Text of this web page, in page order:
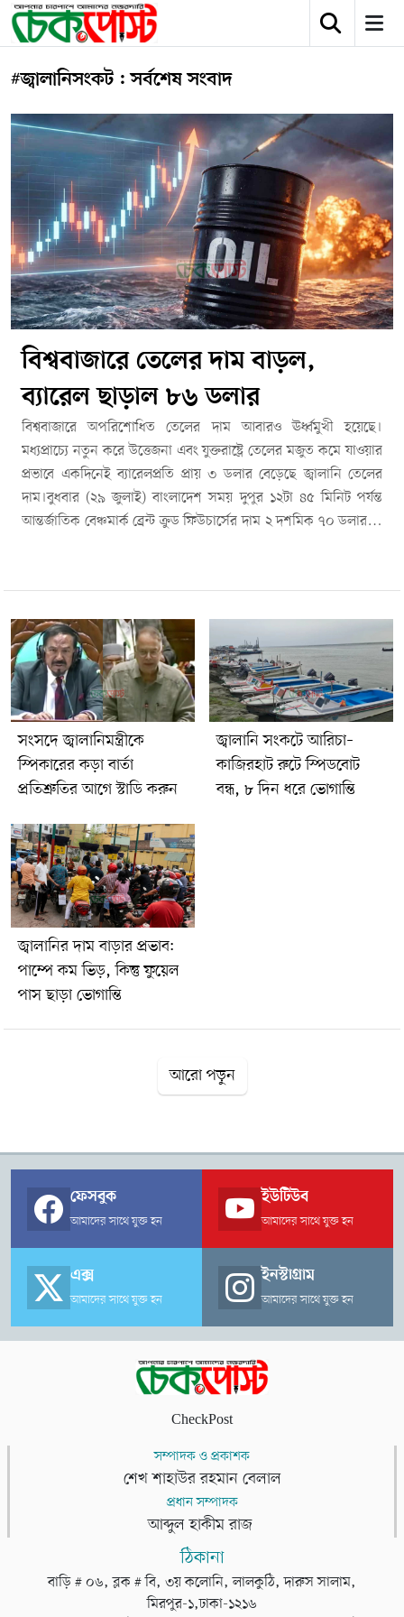
#জ্বালানিসংকট : সর্বশেষ সংবাদ
বিশ্ববাজারে তেলের দাম বাড়ল,
ব্যারেল ছাড়াল ৮৬ ডলার
বিশ্ববাজারে অপরিশোধিত তেলের দাম আবারও ঊর্ধ্বমুখী হয়েছে।
মধ্যপ্রাচ্যে নতুন করে উত্তেজনা এবং যুক্তরাষ্ট্রে তেলের মজুত কমে যাওয়ার
প্রভাবে একদিনেই ব্যারেলপ্রতি প্রায় ৩ ডলার বেড়েছে জ্বালানি তেলের
দাম।বুধবার (২৯ জুলাই) বাংলাদেশ সময় দুপুর ১২টা ৪৫ মিনিট পর্যন্ত
আন্তর্জাতিক বেঞ্চমার্ক ব্রেন্ট ক্রুড ফিউচার্সের দাম ২ দশমিক ৭০ ডলার বা
অপরিশোধিত তেলের দামও ২ দশমিক ৬৫ ডলার বা ৩ দশমিক ৩
শতাংশ বেড়ে ব্যারেলপ্রতি ৮১ দশমিক ৯১ ডলারে দাঁড়িয়েছে।বাজার
বিশ্লেষকদের মতে, মধ্যপ্রাচ্যের সামরিক উত্তেজনা তেলের বাজারে
অনিশ্চয়তা বাড়িয়েছে। ডাচ বহুজাতিক ব্যাংক আইএনজির বিশ্লেষণ
প্রতিবেদনে বলা হয়েছে, ইরান-সংক্রান্ত সাম্প্রতিক উত্তেজনার খবরের পর
তেলের দামে নতুন করে প্রভাব পড়েছে।ডিবিএস ব্যাংকের জ্বালানি
গবেষণা বিভাগের প্রধান শুভ্র সরকার জানান, মধ্যপ্রাচ্যের সংঘাত
অব্যাহত থাকলে আগামী সময়ে ব্রেন্ট ক্রুডের দাম ব্যারেলপ্রতি ৮০ থেকে
১০০ ডলারের মধ্যে ওঠানামা করতে পারে।এদিকে আমেরিকান
পেট্রোলিয়াম ইনস্টিটিউটের (এপিআই) তথ্য অনুযায়ী, গত ২৪ জুলাই শেষ
হওয়া সপ্তাহে যুক্তরাষ্ট্রের অপরিশোধিত তেলের মজুত প্রায় ৩৩ লাখ
ব্যারেল কমেছে। বিশেষজ্ঞদের ধারণা, সরবরাহ নিয়ে উদ্বেগ ও
ভূরাজনৈতিক উত্তেজনা অব্যাহত থাকলে বিশ্ববাজারে তেলের দামে আরও
অস্থিরতা দেখা দিতে পারে।
সংসদে জ্বালানিমন্ত্রীকে
স্পিকারের কড়া বার্তা
প্রতিশ্রুতির আগে স্টাডি করুন
জ্বালানি সংকটে আরিচা–
কাজিরহাট রুটে স্পিডবোট
বন্ধ, ৮ দিন ধরে ভোগান্তি
জ্বালানির দাম বাড়ার প্রভাব:
পাম্পে কম ভিড়, কিন্তু ফুয়েল
পাস ছাড়া ভোগান্তি
আরো পড়ুন
ফেসবুক
আমাদের সাথে যুক্ত হন
ইউটিউব
আমাদের সাথে যুক্ত হন
এক্স
আমাদের সাথে যুক্ত হন
ইনস্টাগ্রাম
আমাদের সাথে যুক্ত হন
CheckPost
সম্পাদক ও প্রকাশক
শেখ শাহাউর রহমান বেলাল
প্রধান সম্পাদক
আব্দুল হাকীম রাজ
ঠিকানা
বাড়ি # ০৬, ব্লক # বি, ৩য় কলোনি, লালকুঠি, দারুস সালাম,
মিরপুর-১,ঢাকা-১২১৬